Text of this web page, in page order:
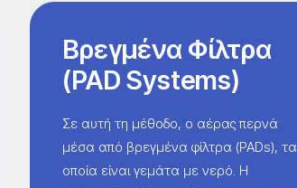
Βρεγμένα Φίλτρα
(PAD Systems)
Σε αυτή τη μέθοδο, ο αέρας περνά
μέσα από βρεγμένα φίλτρα (PADs), τα
οποία είναι γεμάτα με νερό. Η